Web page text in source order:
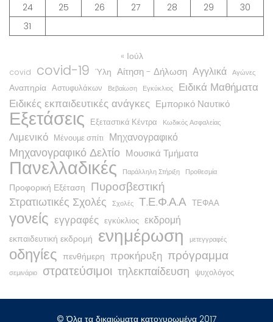
24
25 26 27 28 29
30
31
« Ιούλ
covid covid-19 Ύλη Αίτηση - Δήλωση Αγγλικά Αγώνες
Αναπηρία Αστυφυλάκων Βεβαίωση Εγκύκλιος Ειδικά Μαθήματα
Ειδικές εκπαιδευτικές ανάγκες Εμπορικό Ναυτικό
Εξετάσεις Εξεταστικά Κέντρα Κωδικός Ασφαλείας
Λιμενικό Μένουμε σπίτι Μηχανογραφικό
Μηχανογραφικό Δελτίο Μουσικά Τμήματα
Πανελλαδικές Παράλληλη Στήριξη Προθεσμία
Προφορική Εξέταση Πυροσβεστική
Στρατιωτικές Σχολές
Σχολές Τ.Ε.Φ.Α.Α ΤΕΦΑΑ
γονείς εγγραφές εγκύκλιος εκδρομή
εκπαιδευτική εκδρομή ενημέρωση μετεγγραφές
οδηγίες πενθήμερη προκήρυξη πρόγραμμα
σεμινάριο στρατεύσιμοι τηλεκπαίδευση ψυχολόγος
© Όλα τα δικαιώματα κατοχυρωμένα 2017